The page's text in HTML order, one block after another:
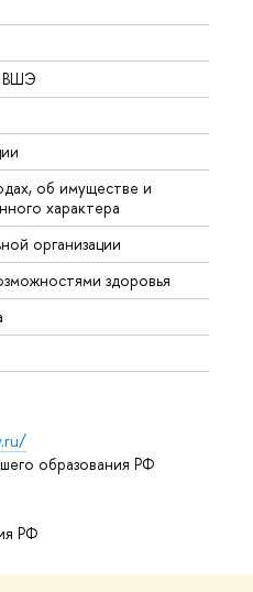
ВШЭ
об имуществе и
характера
организации
здоровья
образования РФ
РФ